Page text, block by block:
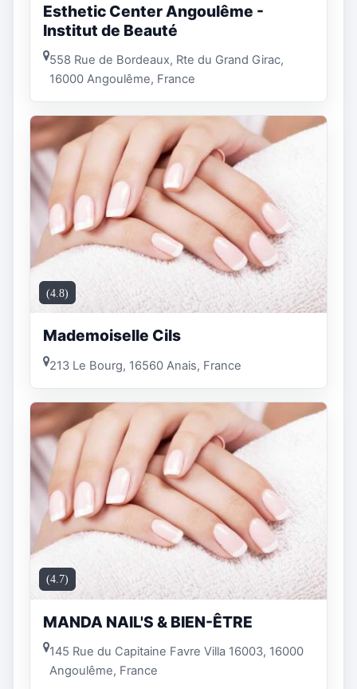
Esthetic Center Angoulême -
Institut de Beauté
558 Rue de Bordeaux, Rte du Grand Girac,
16000 Angoulême, France
(4.8)
Mademoiselle Cils
213 Le Bourg, 16560 Anais, France
(4.7)
MANDA NAIL'S & BIEN-ÊTRE
145 Rue du Capitaine Favre Villa 16003, 16000
Angoulême, France